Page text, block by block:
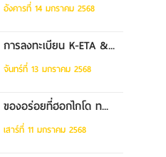
อังคารที่ 14 มกราคม 2568
การลงทะเบียน K-ETA &...
จันทร์ที่ 13 มกราคม 2568
ของอร่อยที่ฮอกไกโด ท...
เสาร์ที่ 11 มกราคม 2568